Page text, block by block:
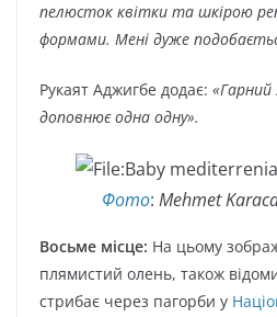
пелюсток квітки та шкірою
формами. Мені дуже
Рукаят Аджигбе додає: «Гарний
доповнює одна одну».
Фото: Mehmet
Восьме місце: На цьому
плямистий олень, також
стрибає через пагорби у